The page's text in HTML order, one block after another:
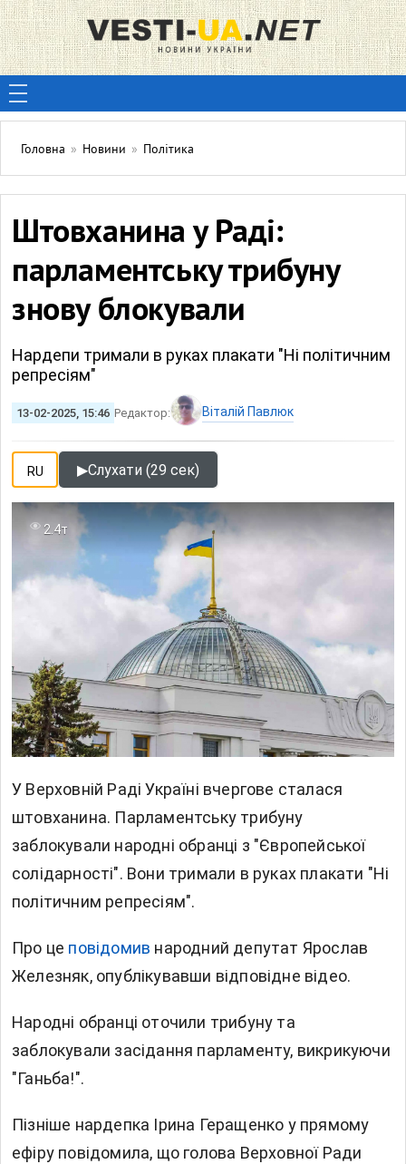
Головна » Новини » Політика
Штовханина у Раді:
парламентську трибуну
знову блокували
Нардепи тримали в руках плакати "Ні політичним
репресіям"
13-02-2025, 15:46 Редактор: Віталій Павлюк
RU ▶Слухати (29 сек)
2.4т
У Верховній Раді Україні вчергове сталася
штовханина. Парламентську трибуну
заблокували народні обранці з "Європейської
солідарності". Вони тримали в руках плакати "Ні
політичним репресіям".
Про це повідомив народний депутат Ярослав
Железняк, опублікувавши відповідне відео.
Народні обранці оточили трибуну та
заблокували засідання парламенту, викрикуючи
"Ганьба!".
Пізніше нардепка Ірина Геращенко у прямому
ефіру повідомила, що голова Верховної Ради